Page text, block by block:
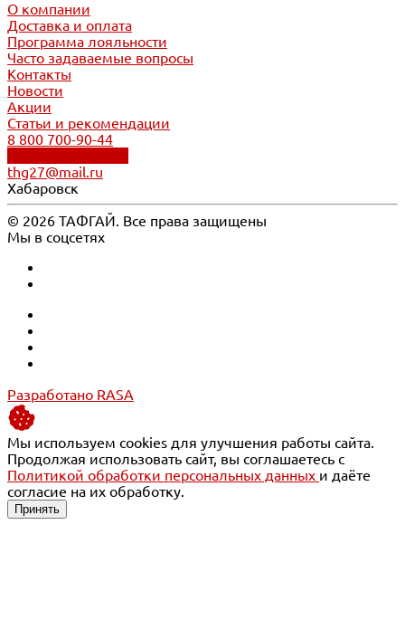
О компании
Доставка и оплата
Программа лояльности
Часто задаваемые вопросы
Контакты
Новости
Акции
Статьи и рекомендации
8 800 700-90-44
thg27@mail.ru
Хабаровск
© 2026 ТАФГАЙ. Все права защищены
Мы в соцсетях
Разработано RASA
Мы используем cookies для улучшения работы сайта.
Продолжая использовать сайт, вы соглашаетесь с
Политикой обработки персональных данных и даёте
согласие на их обработку.
Принять